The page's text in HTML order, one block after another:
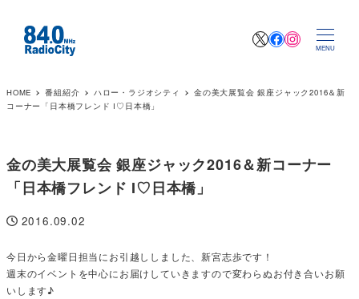
XFacebook
MENU
HOME 番組紹介 ハロー・ラジオシティ
金の美大展覧会 銀座ジャック2016＆新
コーナー「日本橋フレンド I♡日本橋」
金の美大展覧会 銀座ジャック2016＆新コーナー
「日本橋フレンド I♡日本橋」
投稿日
2016.09.02
今日から金曜日担当にお引越ししました、新宮志歩です！
週末のイベントを中心にお届けしていきますので変わらぬお付き合いお願
いします♪